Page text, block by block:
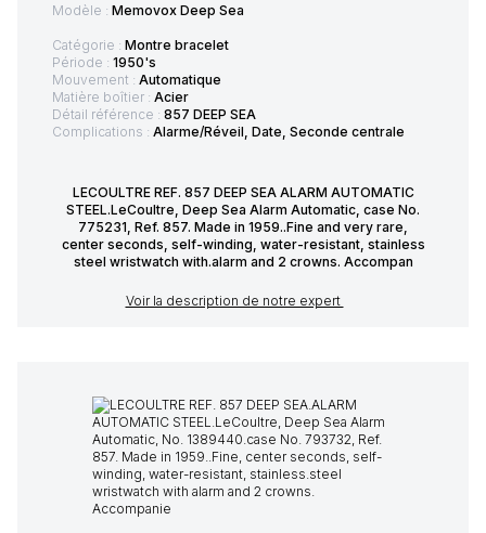
Modèle : Memovox Deep Sea
Catégorie : Montre bracelet
Période : 1950's
Mouvement : Automatique
Matière boîtier : Acier
Détail référence : 857 DEEP SEA
Complications : Alarme/Réveil, Date, Seconde centrale
LECOULTRE REF. 857 DEEP SEA ALARM AUTOMATIC
STEEL.LeCoultre, Deep Sea Alarm Automatic, case No.
775231, Ref. 857. Made in 1959..Fine and very rare,
center seconds, self-winding, water-resistant, stainless
steel wristwatch with.alarm and 2 crowns. Accompan
Voir la description de notre expert